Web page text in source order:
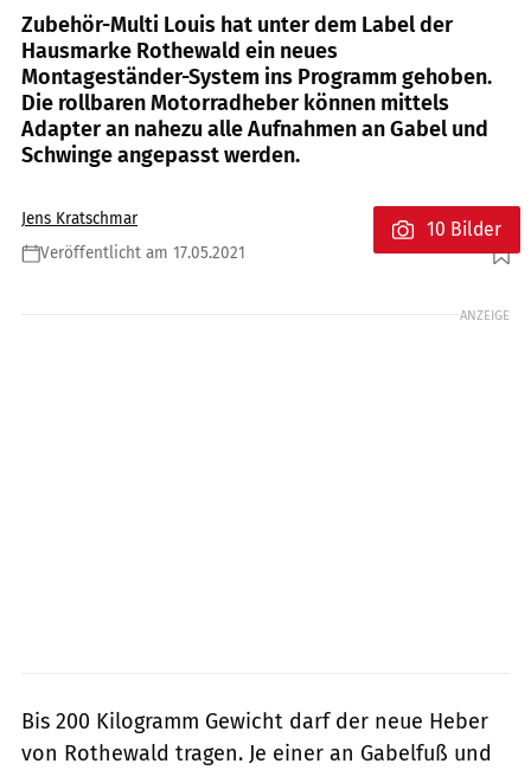
Zubehör-Multi Louis hat unter dem Label der
Hausmarke Rothewald ein neues
Montageständer-System ins Programm gehoben.
Die rollbaren Motorradheber können mittels
Adapter an nahezu alle Aufnahmen an Gabel und
Schwinge angepasst werden.
Jens Kratschmar
Veröffentlicht am 17.05.2021
Foto: Louis
10 Bilder
ANZEIGE
Bis 200 Kilogramm Gewicht darf der neue Heber
von Rothewald tragen. Je einer an Gabelfuß und